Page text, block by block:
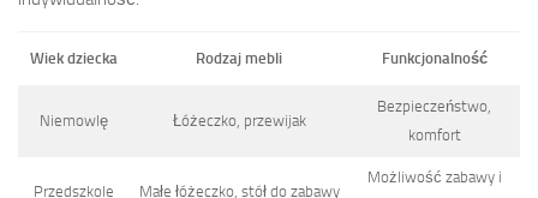
Wiek dziecka Rodzaj mebli Funkcjonalność
Niemowlę Łóżeczko, przewijak
Bezpieczeństwo,
komfort
Przedszkole Małe łóżeczko, stół do zabawy
Możliwość zabawy i